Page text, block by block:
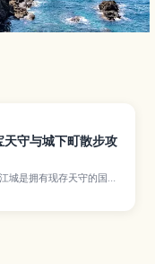
天守与城下町散步攻
城是拥有现存天守的国宝
望宍道湖与古老城下町的
览、堀川游船、武家屋敷